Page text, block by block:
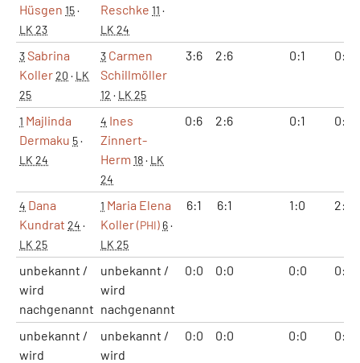
Hüsgen 15·
LK 23
Reschke 11 ·
LK 24
3Sabrina
Koller20 · LK
25
3 Carmen
Schillmöller
12 · LK 25
3:6 2:6 0:1 0:2
1 Majlinda
Dermaku 5·
LK 24
4 Ines
Zinnert-
Herm 18· LK
24
0:6 2:6 0:1 0:2
4 Dana
Kundrat 24 ·
LK 25
1 Maria Elena
Koller(PHI) 6·
LK 25
6:1 6:1 1:0 2:0
unbekannt /
wird
nachgenannt
unbekannt /
wird
nachgenannt
0:0 0:0 0:0 0:0
unbekannt /
wird
unbekannt /
wird
0:0 0:0 0:0 0:0